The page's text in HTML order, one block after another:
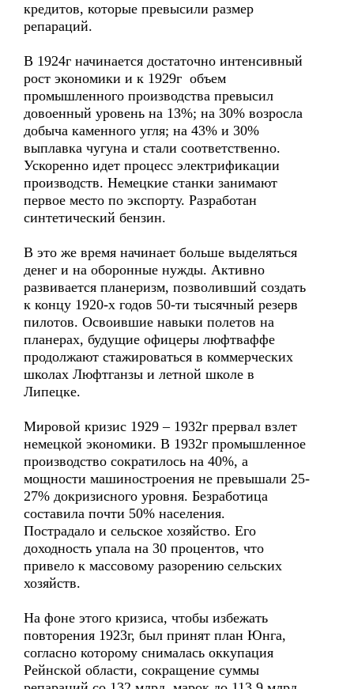
кредитов, которые превысили размер
репараций.
В 1924г начинается достаточно интенсивный
рост экономики и к 1929г объем
промышленного производства превысил
довоенный уровень на 13%; на 30% возросла
добыча каменного угля; на 43% и 30%
выплавка чугуна и стали соответственно.
Ускоренно идет процесс электрификации
производств. Немецкие станки занимают
первое место по экспорту. Разработан
синтетический бензин.
В это же время начинает больше выделяться
денег и на оборонные нужды. Активно
развивается планеризм, позволивший создать
к концу 1920-х годов 50-ти тысячный резерв
пилотов. Освоившие навыки полетов на
планерах, будущие офицеры люфтваффе
продолжают стажироваться в коммерческих
школах Люфтганзы и летной школе в
Липецке.
Мировой кризис 1929 – 1932г прервал взлет
немецкой экономики. В 1932г промышленное
производство сократилось на 40%, а
мощности машиностроения не превышали 25-
27% докризисного уровня. Безработица
составила почти 50% населения.
Пострадало и сельское хозяйство. Его
доходность упала на 30 процентов, что
привело к массовому разорению сельских
хозяйств.
На фоне этого кризиса, чтобы избежать
повторения 1923г, был принят план Юнга,
согласно которому снималась оккупация
Рейнской области, сокращение суммы